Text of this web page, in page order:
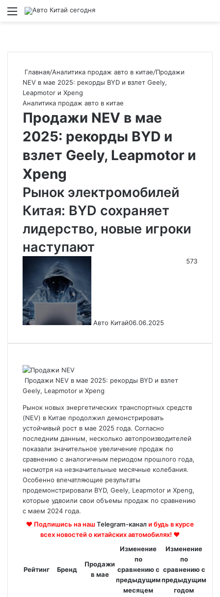
Меню
Главная/Аналитика продаж авто в китае/Продажи
NEV в мае 2025: рекорды BYD и взлет Geely,
Leapmotor и Xpeng
Аналитика продаж авто в китае
Продажи NEV в мае
2025: рекорды BYD и
взлет Geely, Leapmotor и
Xpeng
Рынок электромобилей
Китая: BYD сохраняет
лидерство, новые игроки
наступают
Авто Китай06.06.2025
573
Продажи NEV в мае 2025: рекорды BYD и взлет
Geely, Leapmotor и Xpeng
Рынок новых энергетических транспортных средств
(NEV) в Китае продолжил демонстрировать
устойчивый рост в мае 2025 года. Согласно
последним данным, несколько автопроизводителей
показали значительное увеличение продаж по
сравнению с аналогичным периодом прошлого года,
несмотря на незначительные месячные колебания.
Особенно впечатляющие результаты
продемонстрировали BYD, Geely, Leapmotor и Xpeng,
которые удвоили свои объемы продаж по сравнению
с маем 2024 года.
♥ Подпишись на нашTelegram-канал и будь в курсе
всех новостей о китайских автомобилях! ♥
Рейтинг Бренд
Продажи
в мае
Изменение
по
сравнению с
предыдущим
месяцем
Изменение
по
сравнению с
предыдущим
годом